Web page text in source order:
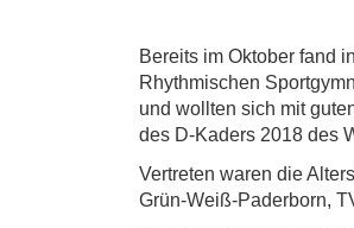
Bereits im Oktober fand
Rhythmischen
und wollten sich mit
des D-Kaders 2018 des
Vertreten waren die
Grün-Weiß-Paderborn,